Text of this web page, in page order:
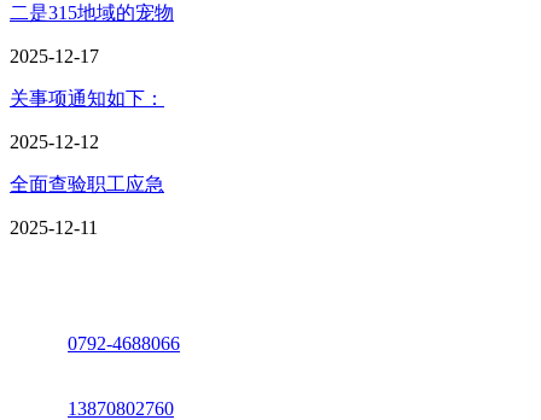
二是315地域的宠物
2025-12-17
关事项通知如下：
2025-12-12
全面查验职工应急
2025-12-11
0792-4688066
13870802760